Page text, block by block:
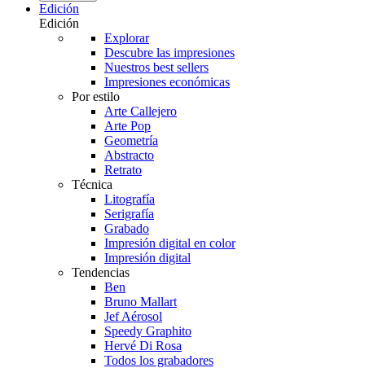
Edición
Edición
Explorar
Descubre las impresiones
Nuestros best sellers
Impresiones económicas
Por estilo
Arte Callejero
Arte Pop
Geometría
Abstracto
Retrato
Técnica
Litografía
Serigrafía
Grabado
Impresión digital en color
Impresión digital
Tendencias
Ben
Bruno Mallart
Jef Aérosol
Speedy Graphito
Hervé Di Rosa
Todos los grabadores